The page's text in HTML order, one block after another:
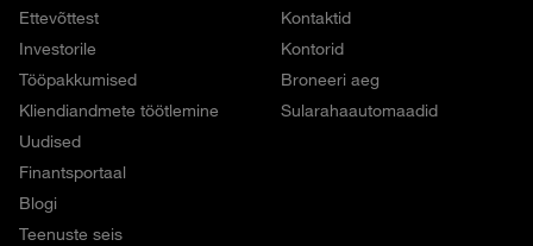
Ettevõttest
Investorile
Tööpakkumised
Kliendiandmete töötlemine
Uudised
Finantsportaal
Blogi
Teenuste seis
Kontaktid
Kontorid
Broneeri aeg
Sularahaautomaadid